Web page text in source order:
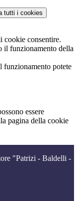
tutti i cookies
cookie consentire.
il funzionamento della
funzionamento potete
essere
pagina della cookie
"Patrizi - Baldelli -